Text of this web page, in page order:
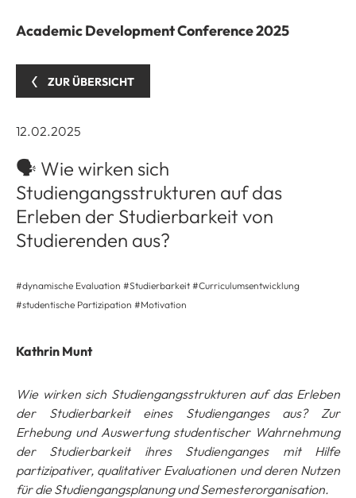
Academic Development Conference 2025
ZUR ÜBERSICHT
12.02.2025
🗣️ Wie wirken sich
Studiengangsstrukturen auf das
Erleben der Studierbarkeit von
Studierenden aus?
#dynamische Evaluation #Studierbarkeit #Curriculumsentwicklung
#studentische Partizipation #Motivation
Kathrin Munt
Wie wirken sich Studiengangsstrukturen auf das Erleben
der Studierbarkeit eines Studienganges aus? Zur
Erhebung und Auswertung studentischer Wahrnehmung
der Studierbarkeit ihres Studienganges mit Hilfe
partizipativer, qualitativer Evaluationen und deren Nutzen
für die Studiengangsplanung und Semesterorganisation.